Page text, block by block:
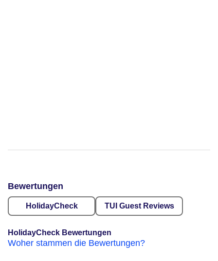
Bewertungen
HolidayCheck TUI Guest Reviews
HolidayCheck Bewertungen
Woher stammen die Bewertungen?